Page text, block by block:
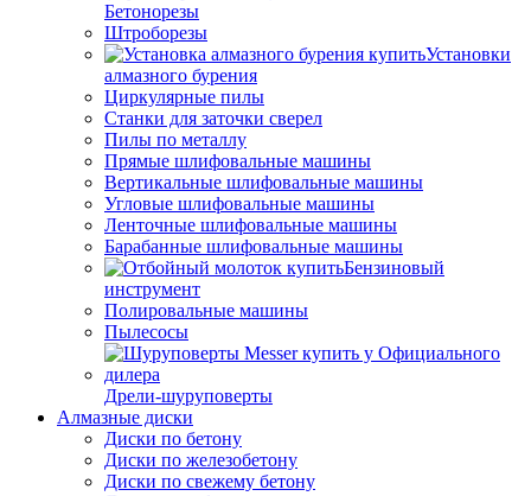
Бетонорезы
Штроборезы
Установки
алмазного бурения
Циркулярные пилы
Станки для заточки сверел
Пилы по металлу
Прямые шлифовальные машины
Вертикальные шлифовальные машины
Угловые шлифовальные машины
Ленточные шлифовальные машины
Барабанные шлифовальные машины
Бензиновый
инструмент
Полировальные машины
Пылесосы
Дрели-шуруповерты
Алмазные диски
Диски по бетону
Диски по железобетону
Диски по свежему бетону